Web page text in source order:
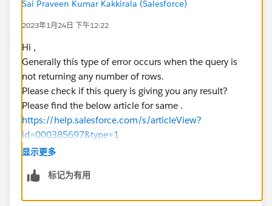
Sai Praveen Kumar Kakkirala (Salesforce)
2023年1月24日 下午12:22
Hi ,
Generally this type of error occurs when the query is
not returning any number of rows.
Please check if this query is giving you any result?
Please find the below article for same .
https://help.salesforce.com/s/articleView?
id=000385697&type=1
(https://help.salesforce.com/s/articleView?
Let me know if you face any issues.
显示更多
标记为有用